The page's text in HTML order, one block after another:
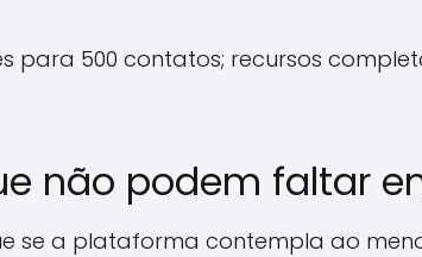
para 500 contatos; recursos
não podem faltar
se a plataforma contempla ao